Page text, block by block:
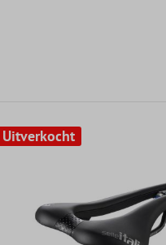
Uitverkocht